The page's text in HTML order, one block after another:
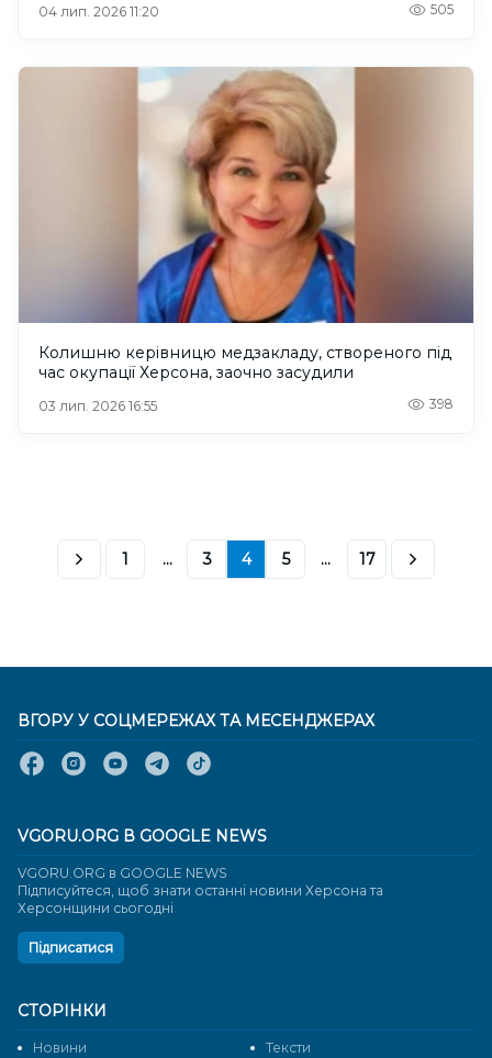
04 лип. 2026 11:20 505
Колишню керівницю медзакладу, створеного під
час окупації Херсона, заочно засудили
03 лип. 2026 16:55 398
1 ... 3 4 5 ... 17
СТОРІНКИ
Новини
Тексти
ВГОРУ У СОЦМЕРЕЖАХ ТА МЕСЕНДЖЕРАХ
VGORU.ORG В GOOGLE NEWS
VGORU.ORG в GOOGLE NEWS
Підписуйтеся, щоб знати останні новини Херсона та
Херсонщини сьогодні
Підписатися